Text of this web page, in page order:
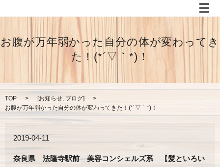
メ
お腹が万年弱かった自分の体が変わってき
た！(*´▽｀*)！
TOP [お知らせ, ブログ]
お腹が万年弱かった自分の体が変わってきた！(*´▽｀*)！
2019-04-11
奈良県 法隆寺駅前 美容コンシェルズ系 【髪といろい